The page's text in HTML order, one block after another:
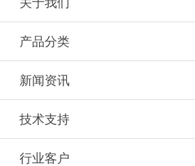
产品分类
新闻资讯
技术支持
行业客户